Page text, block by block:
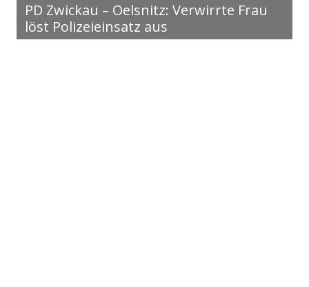
PD Zwickau – Oelsnitz: Verwirrte Frau
löst Polizeieinsatz aus